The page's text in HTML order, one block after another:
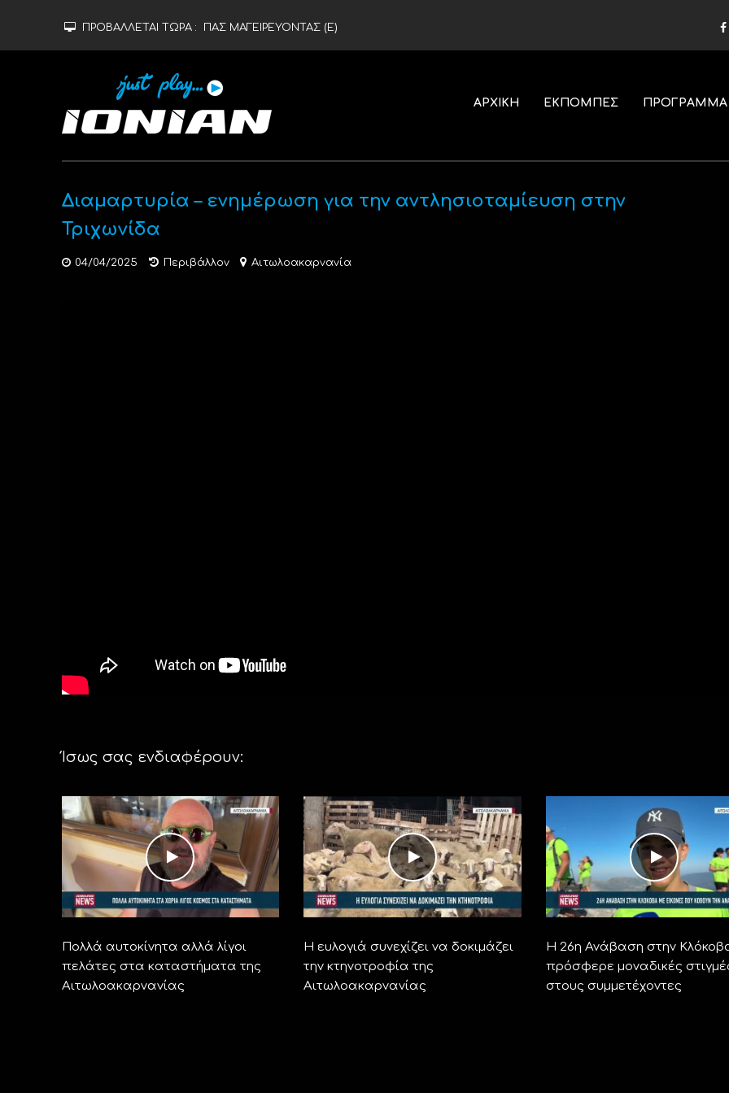
ΠΡΟΒΑΛΛΕΤΑΙ ΤΩΡΑ : ΠΑΣ ΜΑΓΕΙΡΕΥΟΝΤΑΣ (Ε)
ΑΡΧΙΚΗ ΕΚΠΟΜΠΕΣ ΠΡΟΓΡΑΜΜΑ
Διαμαρτυρία – ενημέρωση για την αντλησιοταμίευση στην
Τριχωνίδα
04/04/2025 Περιβάλλον Αιτωλοακαρνανία
Ίσως σας ενδιαφέρουν:
Πολλά αυτοκίνητα αλλά λίγοι
πελάτες στα καταστήματα της
Αιτωλοακαρνανίας
Η ευλογιά συνεχίζει να δοκιμάζει
την κτηνοτροφία της
Αιτωλοακαρνανίας
Η 26η Ανάβαση στην
πρόσφερε μοναδικές
στους συμμετέχοντες